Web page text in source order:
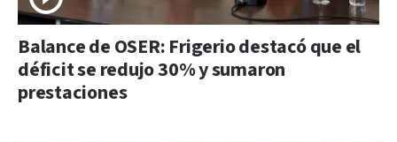
Balance de OSER: Frigerio destacó que el
déficit se redujo 30% y sumaron
prestaciones